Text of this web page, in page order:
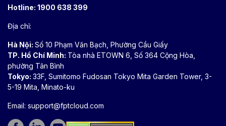
Hotline: 1900 638 399
Địa chỉ:
Hà Nội: Số 10 Phạm Văn Bạch, Phường Cầu Giấy
TP. Hồ Chí Minh: Tòa nhà ETOWN 6, Số 364 Cộng Hòa,
phường Tân Bình
Tokyo: 33F, Sumitomo Fudosan Tokyo Mita Garden Tower, 3-
5-19 Mita, Minato-ku
Email: support@fptcloud.com